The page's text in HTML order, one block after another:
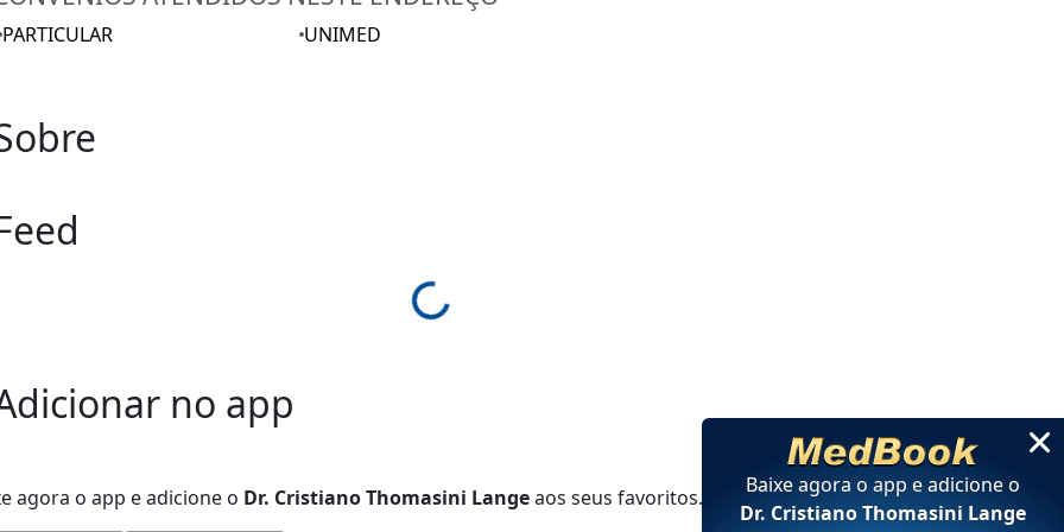
PARTICULAR UNIMED
Loading...
no app
agora o app e adicione o Dr. Cristiano Thomasini Langeaos seus favoritos. Baixe agora o app e adicioneo
Dr. Cristiano Thomasini Lange